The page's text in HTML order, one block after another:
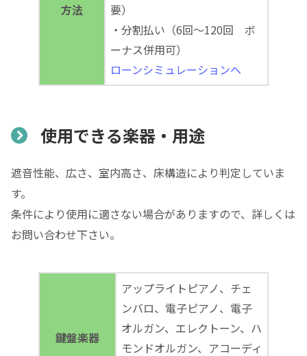
方法
要）
・分割払い（6回～120回 ボ
ーナス併用可）
ローンシミュレーションへ
使用できる楽器・用途
遮音性能、広さ、室内高さ、床構造により判定していま
す。
条件により使用に適さない場合がありますので、詳しくは
お問い合わせ下さい。
鍵盤楽器
アップライトピアノ、チェ
ンバロ、電子ピアノ、電子
オルガン、エレクトーン、ハ
モンドオルガン、アコーディ